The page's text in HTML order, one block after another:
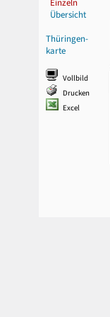
Einzeln
Übersicht
Thüringen-
karte
Vollbild
Drucken
Excel